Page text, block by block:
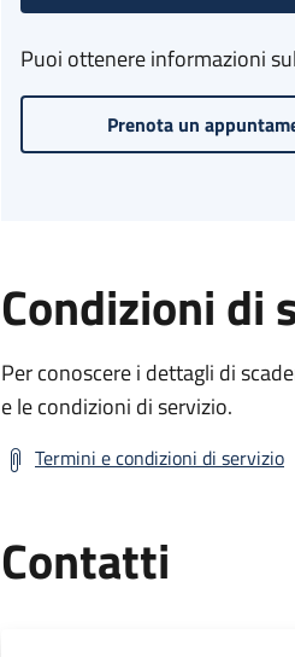
Puoi ottenere informazioni
Prenota un
Condizioni di
Per conoscere i dettagli di
e le condizioni di servizio.
Termini e condizioni di servizio
Contatti